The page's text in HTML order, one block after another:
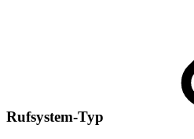
Rufsystem-Typ